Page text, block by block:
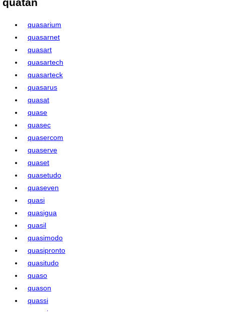
quasarium
quasarnet
quasart
quasartech
quasarteck
quasarus
quasat
quase
quasec
quasercom
quaserve
quaset
quasetudo
quaseven
quasi
quasigua
quasil
quasimodo
quasipronto
quasitudo
quaso
quason
quassi